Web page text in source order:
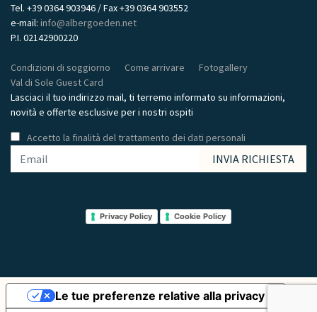
Tel. +39 0364 903946 / Fax +39 0364 903552
e-mail: info@albergoeden.net
P.I. 02142900220
Condizioni di soggiorno Come arrivare
Fotogallery
Val di Sole Guest Card
Lasciaci il tuo indirizzo mail, ti terremo informato su informazioni,
novità e offerte esclusive per i nostri ospiti
Accetto la finalità del trattamento dei dati personali
Privacy Policy Cookie Policy
Le tue preferenze relative alla privacy